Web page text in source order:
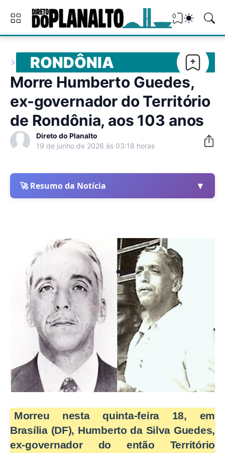
0
RONDÔNIA
Morre Humberto Guedes,
ex-governador do Território
de Rondônia, aos 103 anos
Direto do Planalto
19 de junho de 2026 às 03:18 horas
🚀 Resumo da Notícia ▼
Morreu nesta quinta-feira 18, em
Brasília (DF), Humberto da Silva Guedes,
ex-governador do então Território